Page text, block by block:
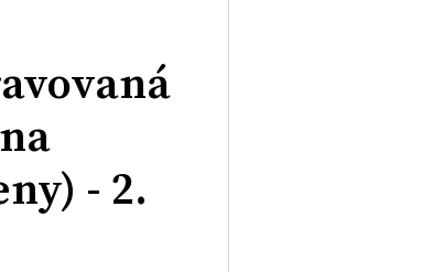
- 2.